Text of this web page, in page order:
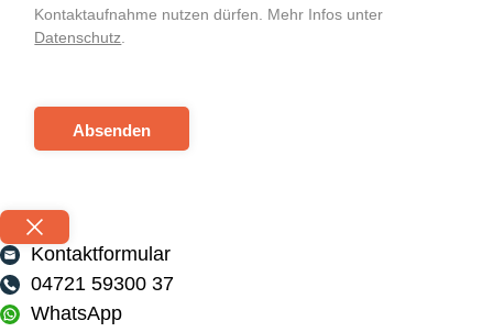
Kontaktaufnahme nutzen dürfen. Mehr Infos unter
Datenschutz.
Absenden
Kontaktformular
04721 59300 37
WhatsApp